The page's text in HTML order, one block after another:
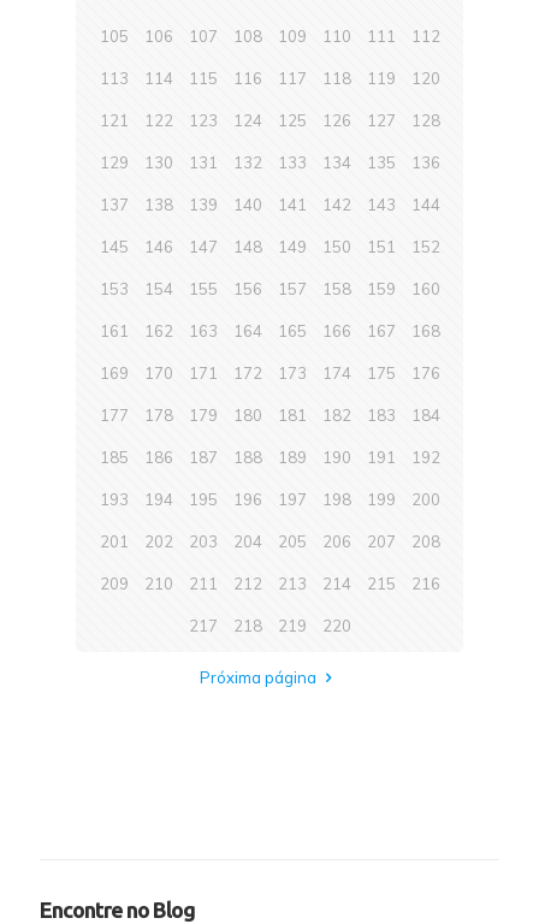
105 106 107 108 109 110 111 112
113 114 115 116 117 118 119 120
121 122 123 124 125 126 127 128
129 130 131 132 133 134 135 136
137 138 139 140 141 142 143 144
145 146 147 148 149 150 151 152
153 154 155 156 157 158 159 160
161 162 163 164 165 166 167 168
169 170 171 172 173 174 175 176
177 178 179 180 181 182 183 184
185 186 187 188 189 190 191 192
193 194 195 196 197 198 199 200
201 202 203 204 205 206 207 208
209 210 211 212 213 214 215 216
217 218 219 220
Próxima página
Encontre no Blog